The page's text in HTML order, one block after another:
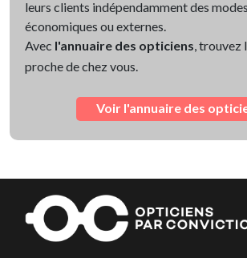
leurs clients indépendamment des
économiques ou externes.
Avec l'annuaire des opticiens ,
proche de chez vous.
Voir l'annuaire des